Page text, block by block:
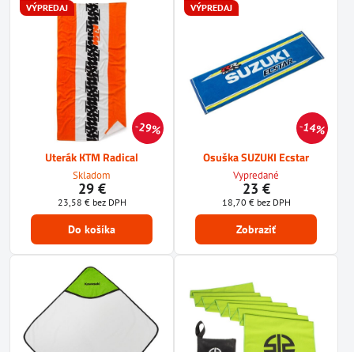
29%
VÝPREDAJ
Uterák KTM Radical
Skladom
29 €
23,58 € bez DPH
Do košíka
14%
VÝPREDAJ
Osuška SUZUKI Ecstar
Vypredané
23 €
18,70 € bez DPH
Zobraziť